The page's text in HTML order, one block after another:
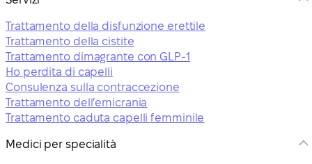
Trattamento della disfunzione erettile
Trattamento della cistite
Trattamento dimagrante con GLP-1
Ho perdita di capelli
Consulenza sulla contraccezione
Trattamento dell’emicrania
Trattamento caduta capelli femminile
Medici per specialità